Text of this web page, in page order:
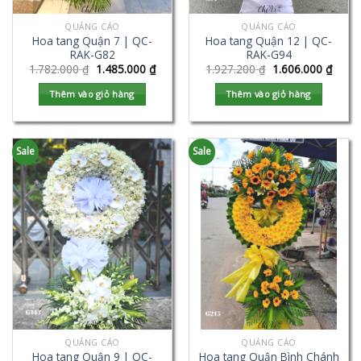
QUẢNG CÁO
Hoa tang Quận 7 | QC-
RAK-G82
1.782.000₫ 1.485.000 ₫
Thêm vào giỏ hàng
QUẢNG CÁO
Hoa tang Quận 12 | QC-
RAK-G94
1.927.200₫ 1.606.000 ₫
Thêm vào giỏ hàng
Sale
QUẢNG CÁO
Hoa tang Quận 9 | QC-
Sale
QUẢNG CÁO
Hoa tang Quận Bình Chánh